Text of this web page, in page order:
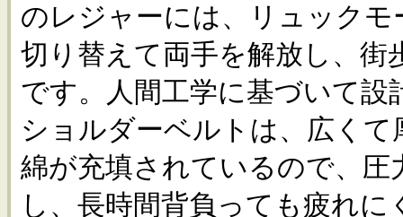
のレジャーには、リュックモ
切り替えて両手を解放し、街
です。人間工学に基づいて設
ショルダーベルトは、広く
綿が充填されているので、圧
し、長時間背負っても疲れ